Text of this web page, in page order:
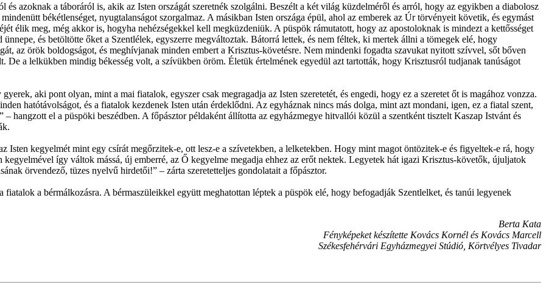
azoknak a táboráról is, akik az Isten országát szeretnék szolgálni. Beszélt a két világ küzdelméről és arról, hogy az egyikben a diabolosz
békétlenséget, nyugtalanságot szorgalmaz. A másikban Isten országa épül, ahol az emberek az Úr törvényeit követik, és egymást
élik meg, még akkor is, hogyha nehézségekkel kell megküzdeniük. A püspök rámutatott, hogy az apostoloknak is mindezt a kettősséget
és betöltötte őket a Szentlélek, egyszerre megváltoztak. Bátorrá lettek, és nem féltek, ki mertek állni a tömegek elé, hogy
az örök boldogságot, és meghívjanak minden embert a Krisztus-követésre. Nem mindenki fogadta szavukat nyitott szívvel, sőt bőven
De a lelkükben mindig békesség volt, a szívükben öröm. Életük értelmének egyedül azt tartották, hogy Krisztusról tudjanak tanúságot
aki pont olyan, mint a mai fiatalok, egyszer csak megragadja az Isten szeretetét, és engedi, hogy ez a szeretet őt is magához vonzza.
hatótávolságot, és a fiatalok kezdenek Isten után érdeklődni. Az egyháznak nincs más dolga, mint azt mondani, igen, ez a fiatal szent,
hangzott el a püspöki beszédben. A főpásztor példaként állította az egyházmegye hitvallói közül a szentként tisztelt Kaszap Istvánt és
Isten kegyelmét mint egy csírát megőrzitek-e, ott lesz-e a szívetekben, a lelketekben. Hogy mint magot öntözitek-e és figyeltek-e rá, hogy
így váltok mássá, új emberré, az Ő kegyelme megadja ehhez az erőt nektek. Legyetek hát igazi Krisztus-követők, újuljatok
örvendező, tüzes nyelvű hirdetői!” – zárta szeretetteljes gondolatait a főpásztor.
a bérmálkozásra. A bérmaszüleikkel együtt meghatottan léptek a püspök elé, hogy befogadják Szentlelket, és tanúi legyenek
Berta Kata
Fényképeket készítette Kovács Kornél és Kovács Marcell
Székesfehérvári Egyházmegyei Stúdió, Körtvélyes Tivadar